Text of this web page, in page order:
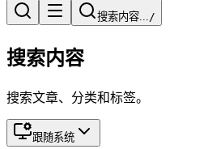
搜索内容... /
搜索内容
搜索文章、分类和标签。
跟随系统